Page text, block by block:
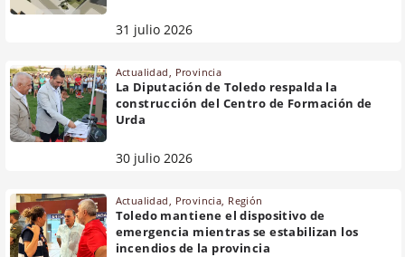
31 julio 2026
Actualidad Provincia
La Diputación de Toledo respalda la
construcción del Centro de Formación de
Urda
30 julio 2026
Actualidad Provincia Región
Toledo mantiene el dispositivo de
emergencia mientras se estabilizan los
incendios de la provincia